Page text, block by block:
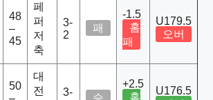
48
–
45
페
퍼
저
축
3-
2
패
-1.5
홈
패
U179.5
오버
50
대
전
3-
+2.5
홈
U176.5